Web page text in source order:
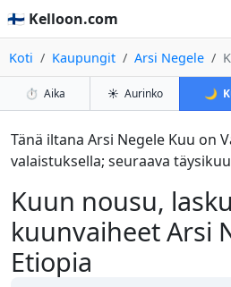
🇫🇮 Kelloon.com
Koti Kaupungit Arsi Negele
⏱️ Aika ☀️ Aurinko 🌙
Kuun nousu,
kuunvaiheet Arsi
Etiopia
Tänä iltana Arsi Negele Kuu on
valaistuksella; seuraava